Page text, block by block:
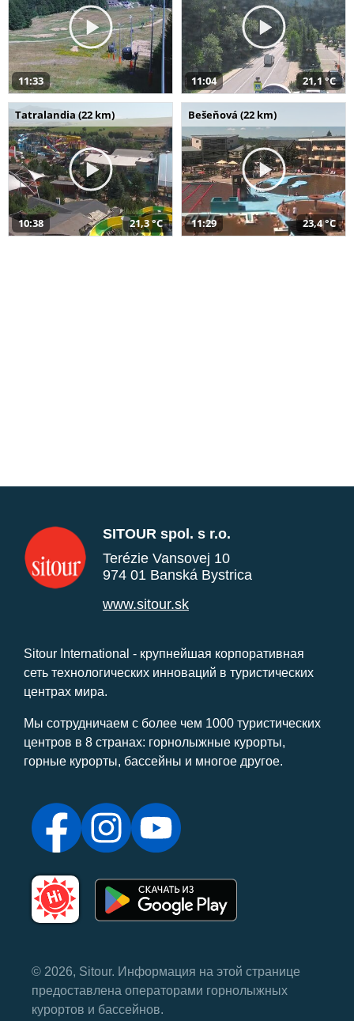
11:33 11:04 21,1 °C
Tatralandia (22 km)
10:38 21,3 °C
Bešeňová (22 km)
11:29 23,4 °C
SITOUR spol. s r.o.
Terézie Vansovej 10
974 01 Banská Bystrica
www.sitour.sk
Sitour International - крупнейшая корпоративная
сеть технологических инноваций в туристических
центрах мира.
Мы сотрудничаем с более чем 1000 туристических
центров в 8 странах: горнолыжные курорты,
горные курорты, бассейны и многое другое.
© 2026, Sitour. Информация на этой странице
предоставлена ​​операторами горнолыжных
курортов и бассейнов.